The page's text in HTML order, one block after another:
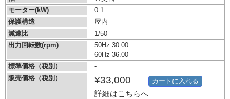
モーター(kW)
0.1
保護構造
屋内
減速比
1/50
出力回転数(rpm)
50Hz 30.00
60Hz 36.00
標準価格（税別）
-
販売価格（税別）
¥33,000
詳細はこちらへ
カートに入れる